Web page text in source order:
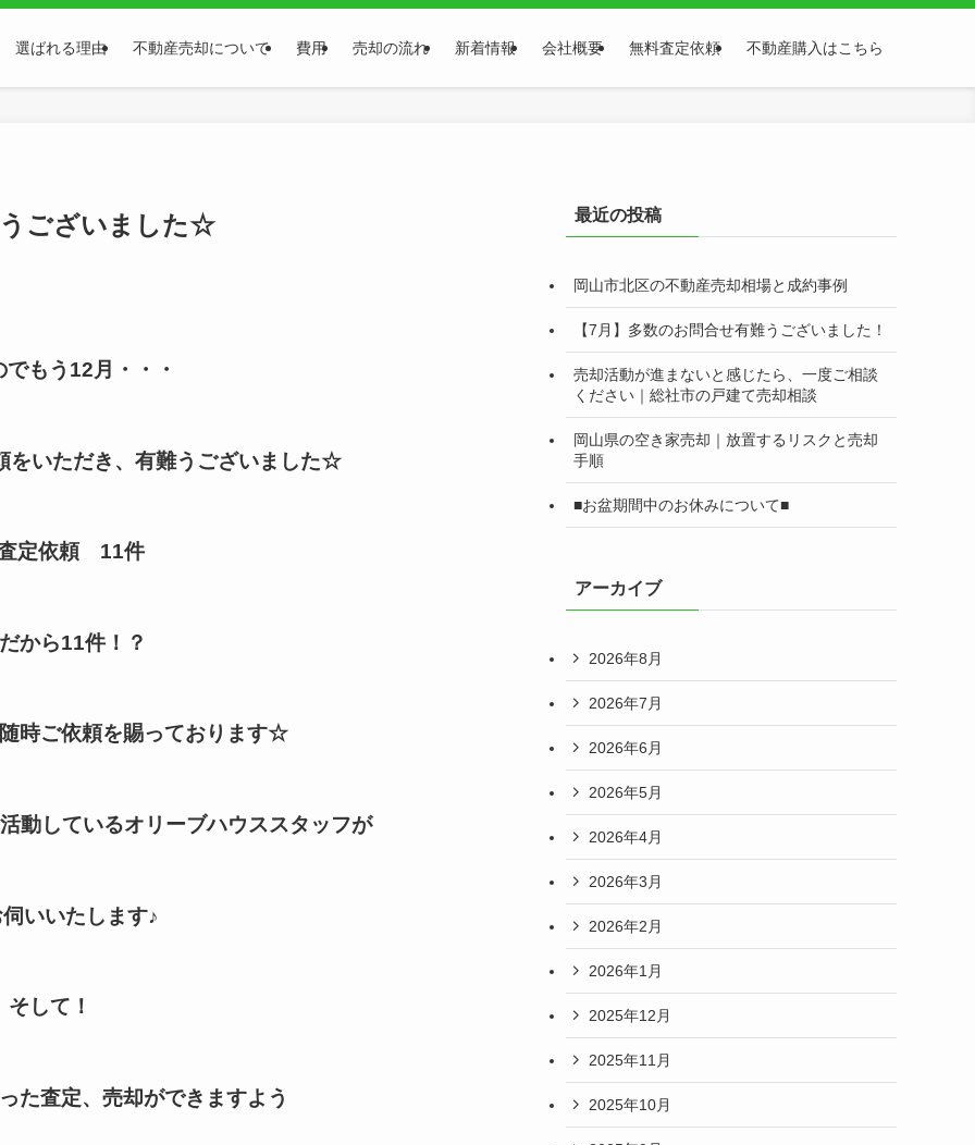
選ばれる理由 不動産売却について 費用 売却の流れ 新着情報 会社概要 無料査定依頼 不動産購入はこちら
ございました☆
もう12月・・・
をいただき、有難うございました☆
定依頼 11件
から11件！？
時ご依頼を賜っております☆
動しているオリーブハウススタッフが
いいたします♪
そして！
た査定、売却ができますよう
最近の投稿
岡山市北区の不動産売却相場と成約事例
【7月】多数のお問合せ有難うございました！
売却活動が進まないと感じたら、一度ご相談
ください｜総社市の戸建て売却相談
岡山県の空き家売却｜放置するリスクと売却
手順
■お盆期間中のお休みについて■
アーカイブ
2026年8月
2026年7月
2026年6月
2026年5月
2026年4月
2026年3月
2026年2月
2026年1月
2025年12月
2025年11月
2025年10月